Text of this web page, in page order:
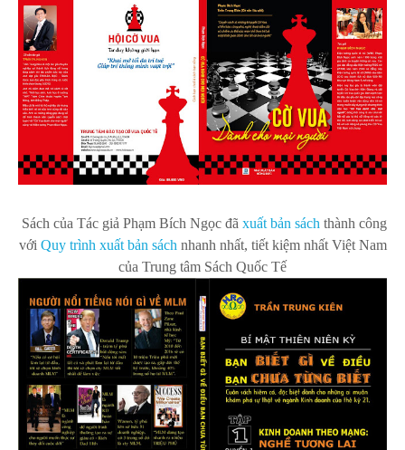
Sách của Tác giả Phạm Bích Ngọc đã xuất bản sách thành công
với Quy trình xuất bản sách nhanh nhất, tiết kiệm nhất Việt Nam
của Trung tâm Sách Quốc Tế